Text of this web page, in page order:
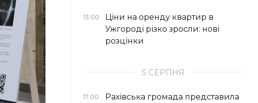
13:00
Ціни на оренду квартир в
Ужгороді різко зросли: нові
розцінки
5 СЕРПНЯ
17:00
Рахівська громада представила